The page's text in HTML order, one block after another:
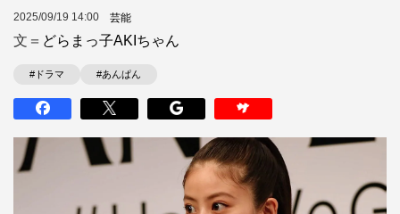
2025/09/19 14:00 芸能
文＝ どらまっ子AKIちゃん
#ドラマ #あんぱん